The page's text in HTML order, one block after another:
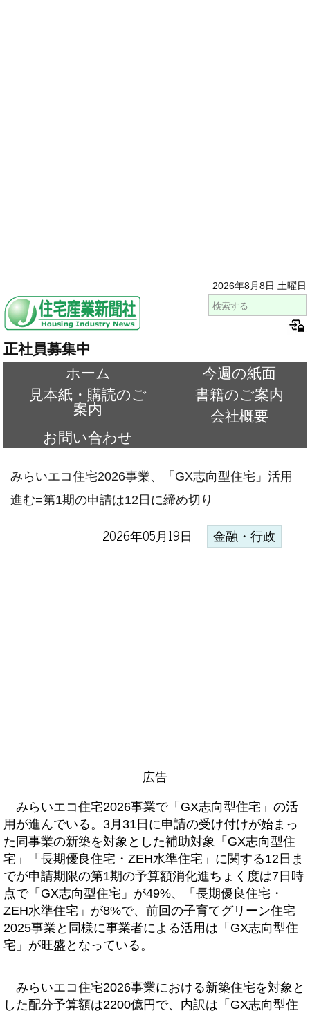
2026年8月8日 土曜日
正社員募集中
ホーム
今週の紙面
見本紙・購読のご
案内
書籍のご案内
会社概要
お問い合わせ
みらいエコ住宅2026事業、「GX志向型住宅」活用
進む=第1期の申請は12日に締め切り
2026年05月19日 金融・行政
広告
みらいエコ住宅2026事業で「GX志向型住宅」の活
用が進んでいる。3月31日に申請の受け付けが始まっ
た同事業の新築を対象とした補助対象「GX志向型住
宅」「長期優良住宅・ZEH水準住宅」に関する12日ま
でが申請期限の第1期の予算額消化進ちょく度は7日時
点で「GX志向型住宅」が49%、「長期優良住宅・
ZEH水準住宅」が8%で、前回の子育てグリーン住宅
2025事業と同様に事業者による活用は「GX志向型住
宅」が旺盛となっている。
みらいエコ住宅2026事業における新築住宅を対象と
した配分予算額は2200億円で、内訳は「GX志向型住